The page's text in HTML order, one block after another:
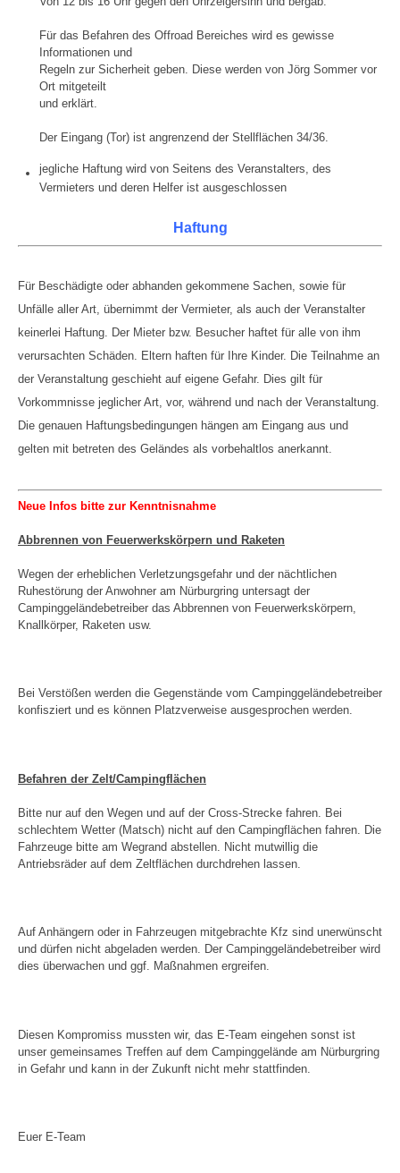
Für das Befahren des Offroad Bereiches wird es gewisse
Informationen und
Regeln zur Sicherheit geben. Diese werden von Jörg Sommer vor
Ort mitgeteilt
und erklärt.
Der Eingang (Tor) ist angrenzend der Stellflächen 34/36.
jegliche Haftung wird von Seitens des Veranstalters, des
Vermieters und deren Helfer ist ausgeschlossen
Haftung
Für Beschädigte oder abhanden gekommene Sachen, sowie für
Unfälle aller Art, übernimmt der Vermieter, als auch der Veranstalter
keinerlei Haftung. Der Mieter bzw. Besucher haftet für alle von ihm
verursachten Schäden. Eltern haften für Ihre Kinder. Die Teilnahme an
der Veranstaltung geschieht auf eigene Gefahr. Dies gilt für
Vorkommnisse jeglicher Art, vor, während und nach der Veranstaltung.
Die genauen Haftungsbedingungen hängen am Eingang aus und
gelten mit betreten des Geländes als vorbehaltlos anerkannt.
Neue Infos bitte zur Kenntnisnahme
Abbrennen von Feuerwerkskörpern und Raketen
Wegen der erheblichen Verletzungsgefahr und der nächtlichen
Ruhestörung der Anwohner am Nürburgring untersagt der
Campinggeländebetreiber das Abbrennen von Feuerwerkskörpern,
Knallkörper, Raketen usw.
Bei Verstößen werden die Gegenstände vom Campinggeländebetreiber
konfisziert und es können Platzverweise ausgesprochen werden.
Befahren der Zelt/Campingflächen
Bitte nur auf den Wegen und auf der Cross-Strecke fahren. Bei
schlechtem Wetter (Matsch) nicht auf den Campingflächen fahren. Die
Fahrzeuge bitte am Wegrand abstellen. Nicht mutwillig die
Antriebsräder auf dem Zeltflächen durchdrehen lassen.
Auf Anhängern oder in Fahrzeugen mitgebrachte Kfz sind unerwünscht
und dürfen nicht abgeladen werden. Der Campinggeländebetreiber wird
dies überwachen und ggf. Maßnahmen ergreifen.
Diesen Kompromiss mussten wir, das E-Team eingehen sonst ist
unser gemeinsames Treffen auf dem Campinggelände am Nürburgring
in Gefahr und kann in der Zukunft nicht mehr stattfinden.
Euer E-Team